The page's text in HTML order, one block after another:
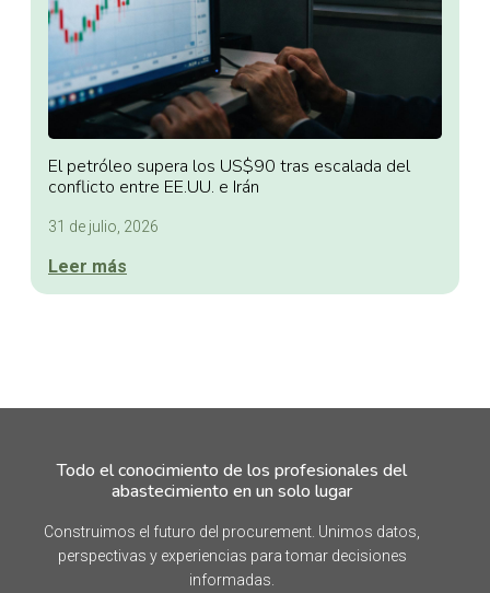
El petróleo supera los US$90 tras escalada del
conflicto entre EE.UU. e Irán
31 de julio, 2026
Leer más
Todo el conocimiento de los profesionales del
abastecimiento en un solo lugar
Construimos el futuro del procurement. Unimos datos,
perspectivas y experiencias para tomar decisiones
informadas.